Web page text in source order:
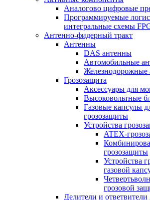
Аналогово цифровые
Программируемые
интегральные схемы
Антенно-фидерный тракт
Антенны
DAS антенны
Автомобильные
Железнодорожные
Грозозащита
Аксессуары для
Высоковольтные
Газовые капсулы
грозозащиты
Устройства
ATEX-
грозозащиты
Устройства
газовой
грозовой
Делители и